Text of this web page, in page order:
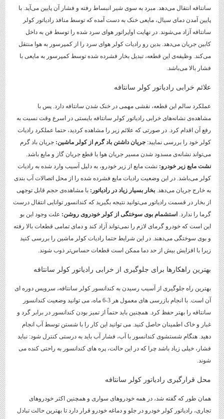
سانتافه انتقال می‌دهد. مبرد به سوی شیر انبساط رفته و فشار آن پایین می‌آید. با
پایین آمدن دمای سیال، مایعی خنک به دست آمده که توسط منافذ رادیاتور کولر
سانتافه آزاد می‌شوند. در نهایت اواپراتور هوای سرد شده را توسط فن به داخل
کابین جریان می‌دهد. بدین رو رادیات کولر هوای سرد را از کمپرسور به هوا منتقل
می‌کند. وظیفه‌ی این قطعه، تبدیل بخار فشرده شده توسط کمپرسور به مایعی با
فشار بالا می‌باشد.
علائم خرابی رادیاتور کولر سانتافه
عملکرد سالم این قطعه، نقشی مهمی در خنک شدن سانتافه دارد. پس با
مشاهده‌ی نشانه‌های خرابی رادیاتور کولر سانتافه بایستی در اسرع وقت نسبت به
رفع آن اقدام کرد. در صورتی که علائم زیر را مشاهده کردید، حتما عملکرد رادیات
کولر خود را بررسی نمایید: جریان داشتن باد گرم از کولر ماشین: جریان باد گرم
می‌تواند نشانه‌ی مسدود شدن مسیر جریان هوا یا قطع جریان گاز و مایع باشد.
نشت مایع زیر خودرو: نشت مایع از زیر خودرو، به دلیل آسیب وارد شده به رادیات
کولر می‌باشد. در این وضعیت رادیات مایع فشرده شده را از محل اتصالات آب بندی
به خارج جریان می‌دهد. بخار بسیار زیاد در رادیاتور: با مشاهده‌ی حجم قابل توجهی
از بخار در قسمت رادیاتور می‌توانید نتیجه بگیرید که کندانسور توانایی انتقال درست
گرما را ندارد. استشمام بوی سوختگی از کولر خودروی روشن: علت وجود این بو
این است که خودرو گرمای لازم را نمی‌تواند آزاد کند و دمای تمامی قطعات بالا رفته
و بوی سوختگی می‌دهند. در این شرایط حتما رادیات کولر ماشین را بررسی کنید
زیرا با افزایش بیش از حد دما ممکن است قطعات حساس‌تر ذوب شوند.
بهترین راهکارها برای جلوگیری از خرابی رادیاتور کولر سانتافه
بهترین راه جلوگیری از آسیب رسیدن به کندانسور کولر سانتافه، سرویس دوره ای
آن است. با انجام بازرسی های معمول هر 3-6 ماه، می توانید وضعیت کندانسور
سانتافه را بهتر حفظ کرد. همچنین باید حتماً از تمیز بودن کندانسور در برابر گرد و
غبار و خاک اطمینان حاصل کنید. می توانید این کار را با شستن توسط آب انجام
دهید. هنگام شستشوی کندانسور با آب، فشار آب باید به درستی کنترل شود: نباید
فشار، خیلی زیاد باشد چرا که در این حالت، پره های کندانسور به راحتی کنده می
شوند.
محل قرارگیری رادیاتور کولر سانتافه
همان طور که گفته شد، در همه خودروهای سواری و همچنین اکثر خودروهای
تجاری، رادیاتور کولر خودرو در جلو و دماغه خودرو قرار دارد تا بهترین حالت تبادل